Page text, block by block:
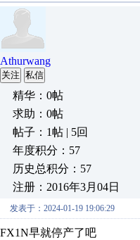
Athurwang
关注 私信
精华：0帖
求助：0帖
帖子：1帖 | 5回
年度积分：57
历史总积分：57
注册：2016年3月04日
发表于：2024-01-19 19:06:29
FX1N早就停产了吧